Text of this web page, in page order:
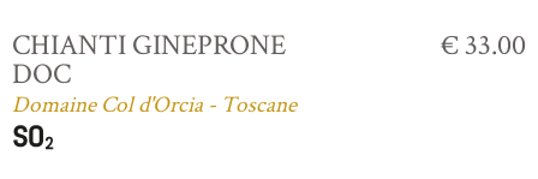
CHIANTI GINEPRONE
DOC
Domaine Col d'Orcia - Toscane
€ 33.00